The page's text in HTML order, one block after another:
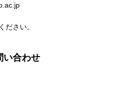
ださい。
い合わせ